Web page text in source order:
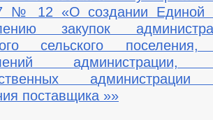
№ 12 «О создании Единой
закупок
сельского поселения,
администрации,
поставщика »»